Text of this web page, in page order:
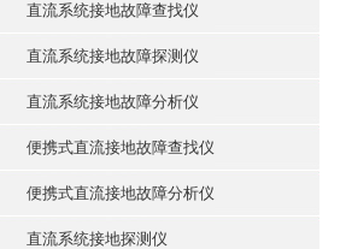
直流系统接地故障查找仪
直流系统接地故障探测仪
直流系统接地故障分析仪
便携式直流接地故障查找仪
便携式直流接地故障分析仪
直流系统接地探测仪